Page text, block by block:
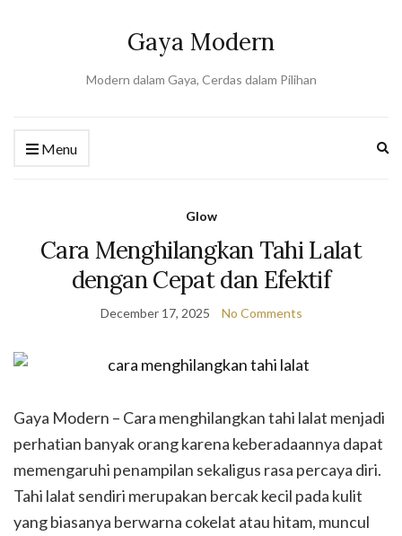
Gaya Modern
Modern dalam Gaya, Cerdas dalam Pilihan
Menu
Glow
Cara Menghilangkan Tahi Lalat
dengan Cepat dan Efektif
December 17, 2025 No Comments
Gaya Modern – Cara menghilangkan tahi lalat menjadi
perhatian banyak orang karena keberadaannya dapat
memengaruhi penampilan sekaligus rasa percaya diri.
Tahi lalat sendiri merupakan bercak kecil pada kulit
yang biasanya berwarna cokelat atau hitam, muncul